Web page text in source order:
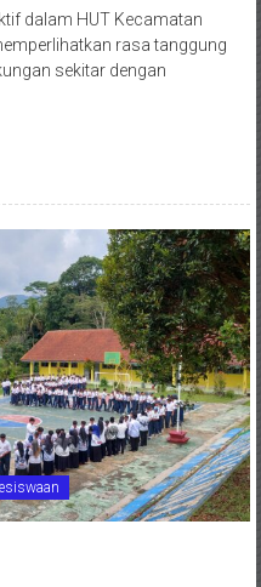
dalam HUT Kecamatan
rasa tanggung
sekitar dengan